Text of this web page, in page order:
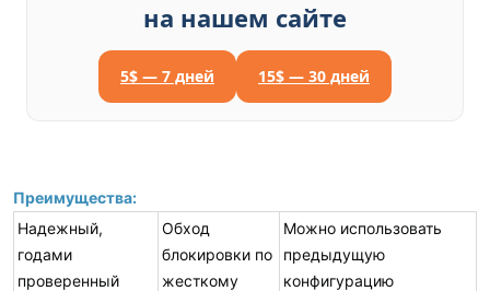
на нашем сайте
5$ — 7 дней 15$ — 30 дней
Преимущества:
Надежный,
годами
проверенный
Обход
блокировки по
жесткому
Можно использовать
предыдущую
конфигурацию